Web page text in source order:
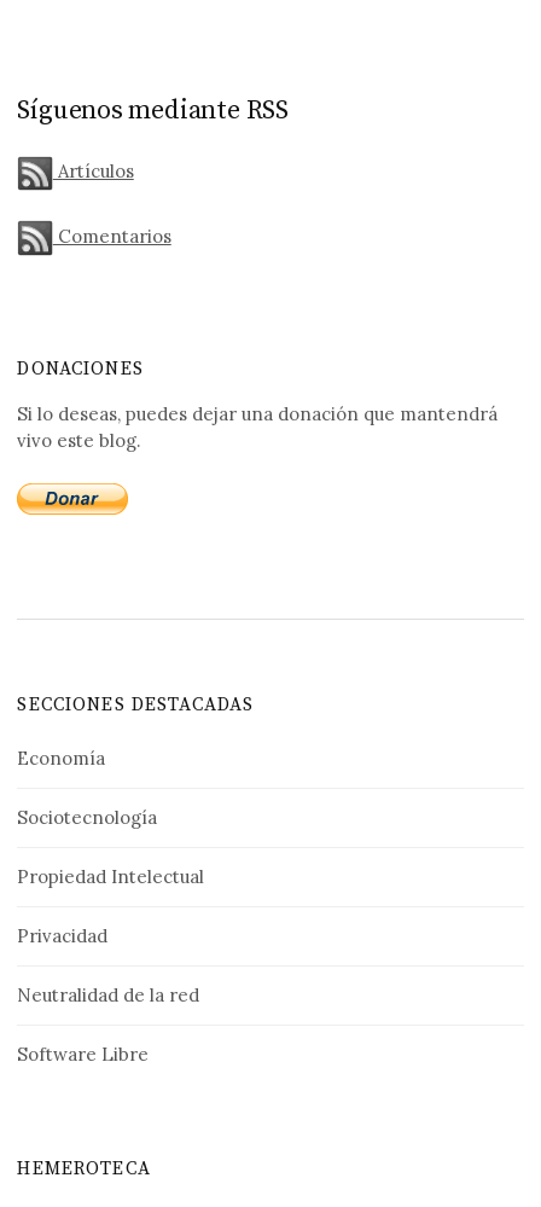
Síguenos mediante RSS
Artículos
Comentarios
DONACIONES
Si lo deseas, puedes dejar una donación que mantendrá
vivo este blog.
SECCIONES DESTACADAS
Economía
Sociotecnología
Propiedad Intelectual
Privacidad
Neutralidad de la red
Software Libre
HEMEROTECA